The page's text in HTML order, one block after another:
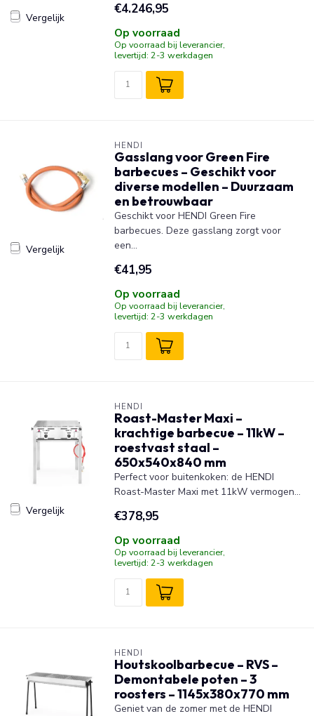
Vergelijk
€4.246,95
Op voorraad
Op voorraad bij leverancier,
levertijd: 2-3 werkdagen
Vergelijk
HENDI
Gasslang voor Green Fire
barbecues – Geschikt voor
diverse modellen – Duurzaam
en betrouwbaar
Geschikt voor HENDI Green Fire
barbecues. Deze gasslang zorgt voor
een...
€41,95
Op voorraad
Op voorraad bij leverancier,
levertijd: 2-3 werkdagen
Vergelijk
HENDI
Roast-Master Maxi –
krachtige barbecue – 11kW –
roestvast staal –
650x540x840 mm
Perfect voor buitenkoken: de HENDI
Roast-Master Maxi met 11kW vermogen...
€378,95
Op voorraad
Op voorraad bij leverancier,
levertijd: 2-3 werkdagen
HENDI
Houtskoolbarbecue – RVS –
Demontabele poten – 3
roosters – 1145x380x770 mm
Geniet van de zomer met de HENDI